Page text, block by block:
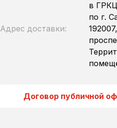
в
по г.
Адрес доставки:
Договор публичной